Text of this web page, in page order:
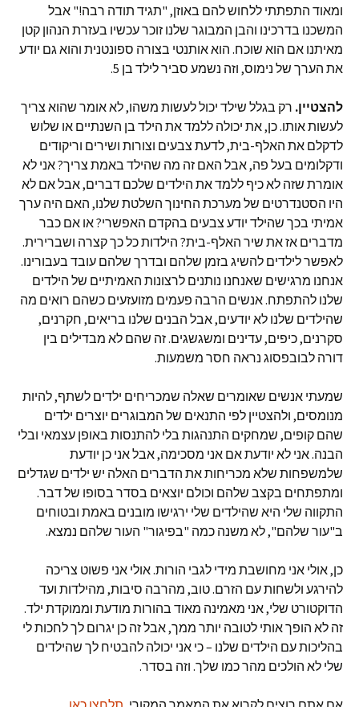
ומאוד התפתתי ללחוש להם באוזן, "תגיד תודה רבה!" אבל
המשכנו בדרכינו והבן המבוגר שלנו זוכר עכשיו בעזרת הנהון קטן
מאיתנו אם הוא שוכח. הוא אותנטי בצורה ספונטנית והוא גם יודע
את הערך של נימוס, וזה נשמע סביר לילד בן 5.
להצטיין. רק בגלל שילד יכול לעשות משהו, לא אומר שהוא צריך
לעשות אותו. כן, את יכולה ללמד את הילד בן השנתיים או שלוש
לדקלם את האלף-בית, לדעת צבעים וצורות ושירים וריקודים
ודקלומים בעל פה, אבל האם זה מה שהילד באמת צריך? אני לא
אומרת שזה לא כיף ללמד את הילדים שלכם דברים, אבל אם לא
היו הסטנדרטים של מערכת החינוך השלטת שלנו, האם היה ערך
אמיתי בכך שהילד יודע צבעים בהקדם האפשרי? או אם כבר
מדברים אז את שיר האלף-בית? הילדות כל כך קצרה ושברירית.
לאפשר לילדים להשיג בזמן שלהם ובדרך שלהם עובד בעבורינו.
אנחנו מרגישים שאנחנו נותנים לרצונות האמיתיים של הילדים
שלנו להתפתח. אנשים הרבה פעמים מזועזעים כשהם רואים מה
שהילדים שלנו לא יודעים, אבל הבנים שלנו בריאים, חקרנים,
סקרנים, כיפים, עדינים ומשגשגים. זה שהם לא מבדילים בין
דורה לבובפסוג נראה חסר משמעות.
שמעתי אנשים שאומרים שאלה שמכריחים ילדים לשתף, להיות
מנומסים, ולהצטיין לפי התנאים של המבוגרים יוצרים ילדים
שהם קופים, שמחקים התנהגות בלי להתנסות באופן עצמאי ובלי
הבנה. אני לא יודעת אם אני מסכימה, אבל אני כן יודעת
שלמשפחות שלא מכריחות את הדברים האלה יש ילדים שגדלים
ומתפתחים בקצב שלהם וכולם יוצאים בסדר בסופו של דבר.
התקווה שלי היא שהילדים שלי ירגישו מובנים באמת ובטוחים
ב"עור שלהם", לא משנה כמה "בפיגור" העור שלהם נמצא.
כן, אולי אני מחושבת מידי לגבי הורות. אולי אני פשוט צריכה
להירגע ולשחות עם הזרם. טוב, מהרבה סיבות, מהילדות ועד
הדוקטורט שלי, אני מאמינה מאוד בהורות מודעת וממוקדת ילד.
זה לא הופך אותי לטובה יותר ממך, אבל זה כן יגרום לך לחכות לי
בהליכות עם הילדים שלנו – כי אני יכולה להבטיח לך שהילדים
שלי לא הולכים מהר כמו שלך. וזה בסדר.